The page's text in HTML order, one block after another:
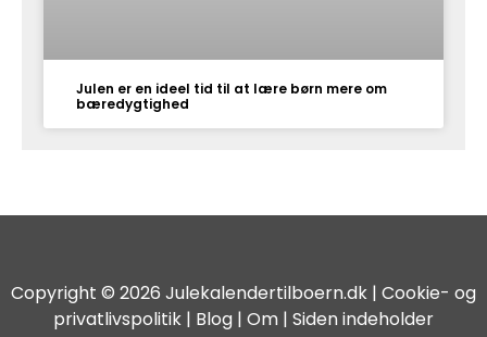
Julen er en ideel tid til at lære børn mere om
bæredygtighed
Copyright © 2026 Julekalendertilboern.dk | Cookie- og
privatlivspolitik | Blog | Om | Siden indeholder